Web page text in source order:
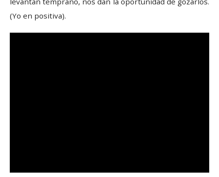
(Yo en positiva).